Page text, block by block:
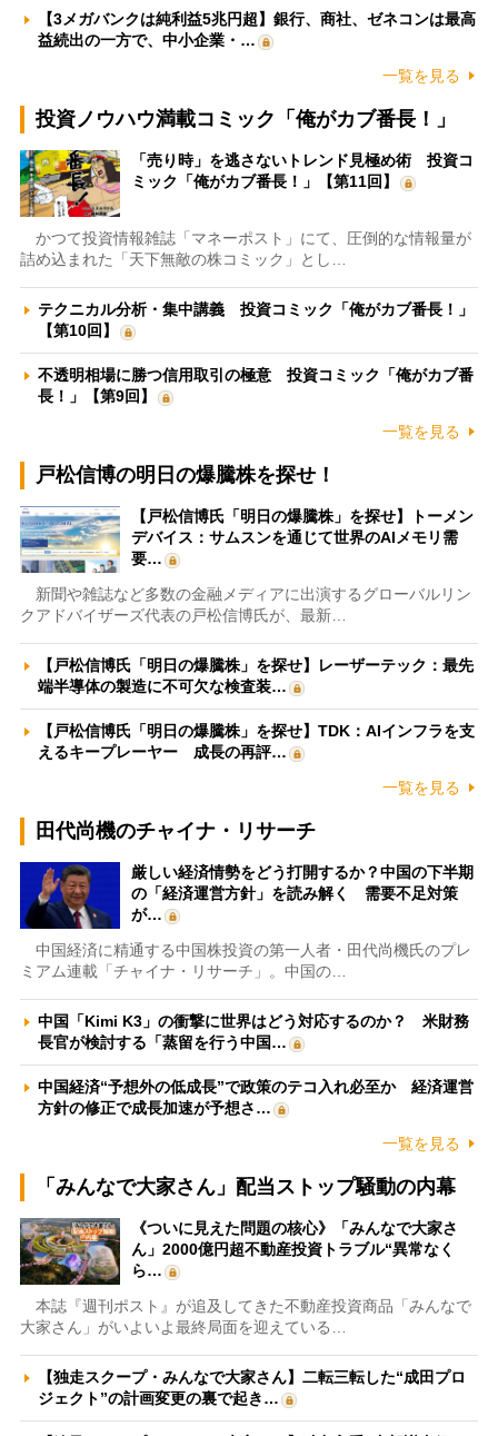
【3メガバンクは純利益5兆円超】銀行、商社、ゼネコンは最高
益続出の一方で、中小企業・…
一覧を見る
投資ノウハウ満載コミック「俺がカブ番長！」
「売り時」を逃さないトレンド見極め術 投資コ
ミック「俺がカブ番長！」【第11回】
かつて投資情報雑誌「マネーポスト」にて、圧倒的な情報量が
詰め込まれた「天下無敵の株コミック」とし…
テクニカル分析・集中講義 投資コミック「俺がカブ番長！」
【第10回】
不透明相場に勝つ信用取引の極意 投資コミック「俺がカブ番
長！」【第9回】
一覧を見る
戸松信博の明日の爆騰株を探せ！
【戸松信博氏「明日の爆騰株」を探せ】トーメン
デバイス：サムスンを通じて世界のAIメモリ需
要…
新聞や雑誌など多数の金融メディアに出演するグローバルリン
クアドバイザーズ代表の戸松信博氏が、最新…
【戸松信博氏「明日の爆騰株」を探せ】レーザーテック：最先
端半導体の製造に不可欠な検査装…
【戸松信博氏「明日の爆騰株」を探せ】TDK：AIインフラを支
えるキープレーヤー 成長の再評…
一覧を見る
田代尚機のチャイナ・リサーチ
厳しい経済情勢をどう打開するか？中国の下半期
の「経済運営方針」を読み解く 需要不足対策
が…
中国経済に精通する中国株投資の第一人者・田代尚機氏のプレ
ミアム連載「チャイナ・リサーチ」。中国の…
中国「Kimi K3」の衝撃に世界はどう対応するのか？ 米財務
長官が検討する「蒸留を行う中国…
中国経済“予想外の低成長”で政策のテコ入れ必至か 経済運営
方針の修正で成長加速が予想さ…
一覧を見る
「みんなで大家さん」配当ストップ騒動の内幕
《ついに見えた問題の核心》「みんなで大家さ
ん」2000億円超不動産投資トラブル“異常なく
ら…
本誌『週刊ポスト』が追及してきた不動産投資商品「みんなで
大家さん」がいよいよ最終局面を迎えている…
【独走スクープ・みんなで大家さん】二転三転した“成田プロ
ジェクト”の計画変更の裏で起き…